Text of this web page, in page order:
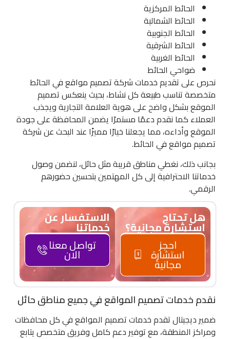
الحائط المركزية
الحائط الشمالية
الحائط الجنوبية
الحائط الشرقية
الحائط الغربية
ضواحي الحائط
نحرص على تقديم خدمات شركة تصميم مواقع في الحائط
متخصصة تناسب طبيعة كل نشاط، بحيث ينعكس تصميم
الموقع بشكل واضح على هوية العلامة التجارية ويجذب
العملاء كما نقدم دعمًا مستمرًا يضمن المحافظة على جودة
الموقع وأداءه، مما يجعلنا خيارًا مميزًا عند البحث عن شركة
تصميم مواقع في الحائط.
بجانب ذلك، نغطي مناطق قريبة مثل حائل، لنضمن وصول
خدماتنا الاحترافية إلى كل المهتمين بتحسين حضورهم
الرقمي.
هل تحتاج
استشارة مجانية؟
احجز
استشارة
مجانية
الاستفسار عن
خدماتنا
تواصل معنا
الان
نقدم خدمات تصميم المواقع في جميع مناطق حائل
ضمير ديجيتال تقدم خدمات تصميم المواقع في كل محافظات
ومراكز المنطقة، مع توفير دعم كامل وفريق متخصص يتابع